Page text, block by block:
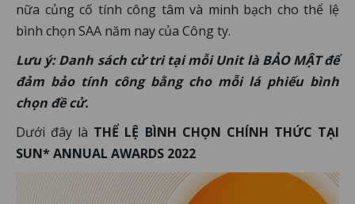
nữa củng cố tính công tâm và minh bạch cho thể lệ
bình chọn SAA năm nay của Công ty.
Lưu ý: Danh sách cử tri tại mỗi Unit là BẢO MẬT để
đảm bảo tính công bằng cho mỗi lá phiếu bình
chọn đề cử.
Dưới đây là THỂ LỆ BÌNH CHỌN CHÍNH THỨC TẠI
SUN* ANNUAL AWARDS 2022